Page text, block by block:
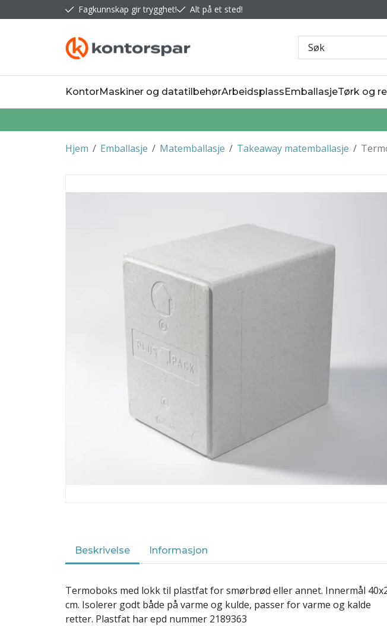
Fagkunnskap gir trygghet! Alt på et sted!
KontorMaskiner og datatilbehørArbeidsplassEmballasjeTørk og
/
Hjem /
Emballasje /
Matemballasje /
Takeaway matemballasje
Beskrivelse Informasjon
Termoboks med lokk til plastfat for smørbrød eller annet. Innermål
cm. Isolerer godt både på varme og kulde, passer for varme og kalde
retter. Plastfat har epd nummer 2189363